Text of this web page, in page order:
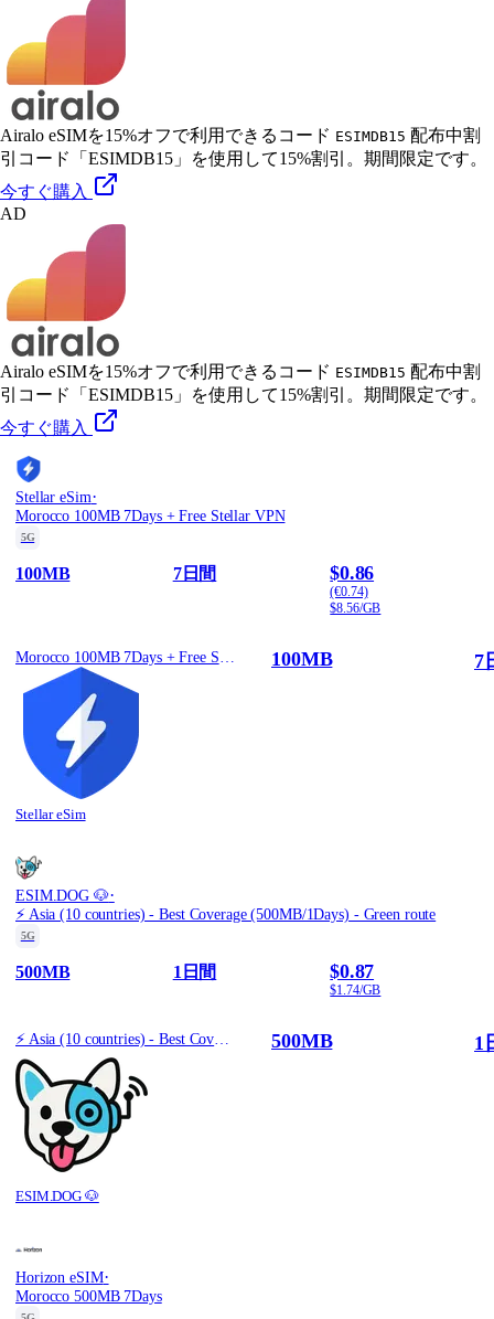
Airalo eSIMを15%オフで利用できるコード ESIMDB15 配布中割
引コード「ESIMDB15」を使用して15%割引。期間限定です。
今すぐ購入
AD
Airalo eSIMを15%オフで利用できるコード ESIMDB15 配布中割
引コード「ESIMDB15」を使用して15%割引。期間限定です。
今すぐ購入
Stellar eSim·
Morocco 100MB 7Days + Free Stellar VPN
5G
100MB 7日間 $0.86
(€0.74)
$8.56/GB
Stellar eSim
100MB 7
ESIM.DOG 🐶·
⚡️ Asia (10 countries) - Best Coverage (500MB/1Days) - Green route
5G
500MB 1日間 $0.87
$1.74/GB
ESIM.DOG 🐶
500MB 1
Horizon eSIM·
Morocco 500MB 7Days